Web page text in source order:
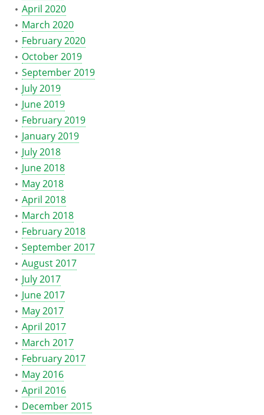
April 2020
March 2020
February 2020
October 2019
September 2019
July 2019
June 2019
February 2019
January 2019
July 2018
June 2018
May 2018
April 2018
March 2018
February 2018
September 2017
August 2017
July 2017
June 2017
May 2017
April 2017
March 2017
February 2017
May 2016
April 2016
December 2015